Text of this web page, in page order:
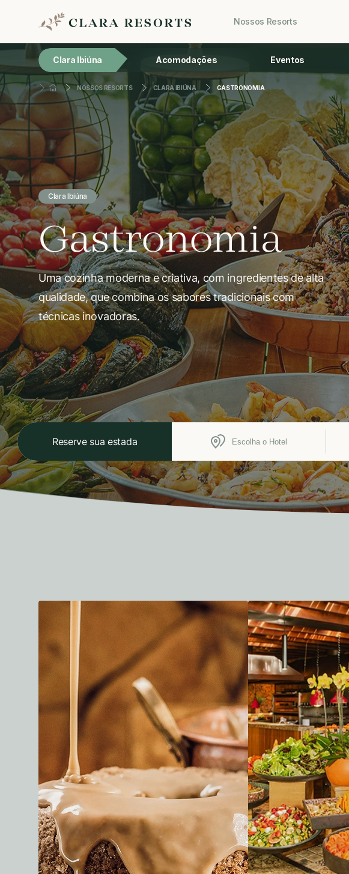
Nossos Resorts
Clara Ibiúna Acomodações Eventos
NOSSOS RESORTS CLARA IBIÚNA GASTRONOMIA
Clara Ibiúna
Gastronomia
Uma cozinha moderna e criativa, com ingredientes de alta
qualidade, que combina os sabores tradicionais com
técnicas inovadoras.
Reserve sua estada Escolha o Hotel